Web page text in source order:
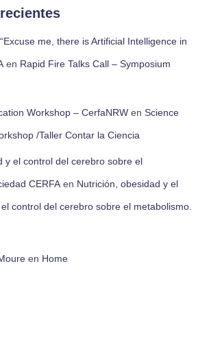
me, there is Artificial Intelligence in
en Rapid Fire Talks Call – Symposium
Workshop – CerfaNRW en Science
/Taller Contar la Ciencia
y el control del cerebro sobre el
CERFAen Nutrición, obesidad y el
control del cerebro sobre el metabolismo.
en Home